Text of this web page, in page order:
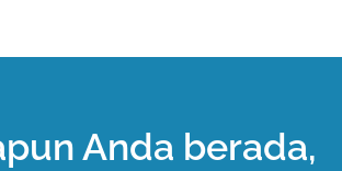
Anda berada,